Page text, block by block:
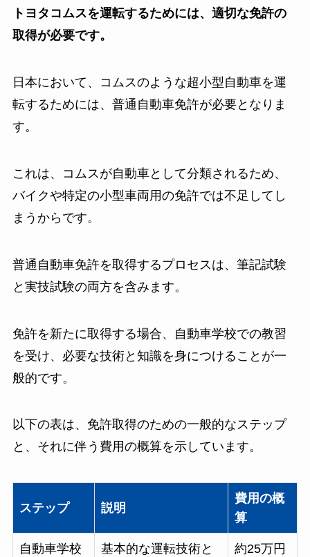
トヨタコムスを運転するためには、適切な免許の
取得が必要です。
日本において、コムスのような超小型自動車を運
転するためには、普通自動車免許が必要となりま
す。
これは、コムスが自動車として分類されるため、
バイクや特定の小型車両用の免許では不足してし
まうからです。
普通自動車免許を取得するプロセスは、筆記試験
と実技試験の両方を含みます。
免許を新たに取得する場合、自動車学校での教習
を受け、必要な技術と知識を身につけることが一
般的です。
以下の表は、免許取得のための一般的なステップ
と、それに伴う費用の概算を示しています。
ステップ 説明
費用の概
算
自動車学校
基本的な運転技術と
約25万円